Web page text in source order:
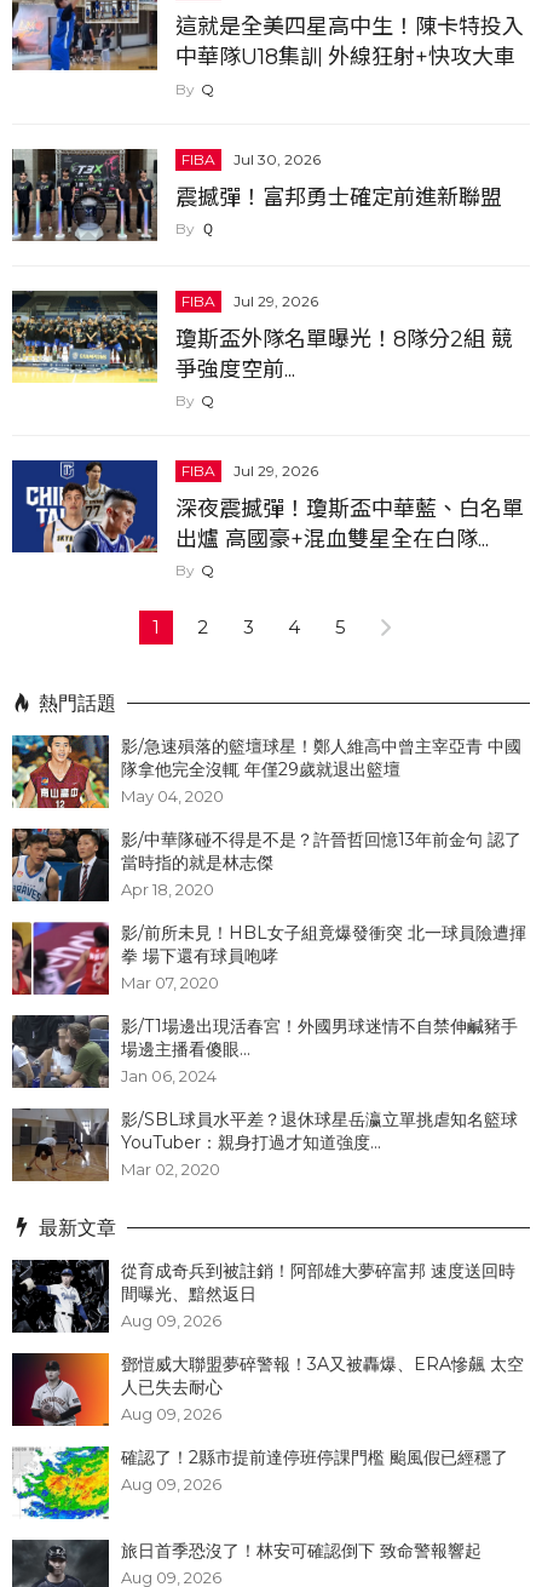
這就是全美四星高中生！陳卡特投入
中華隊U18集訓 外線狂射+快攻大車
輪飛扣看傻小將...
Q
FIBA Jul 30, 2026
震撼彈！富邦勇士確定前進新聯盟
Ｑ
FIBA Jul 29, 2026
瓊斯盃外隊名單曝光！8隊分2組 競
爭強度空前...
Q
FIBA Jul 29, 2026
深夜震撼彈！瓊斯盃中華藍、白名單
出爐 高國豪+混血雙星全在白隊...
Q
1 2 3 4 5
熱門話題
影/急速殞落的籃壇球星！鄭人維高中曾主宰亞青 中國
隊拿他完全沒輒 年僅29歲就退出籃壇
May 04, 2020
影/中華隊碰不得是不是？許晉哲回憶13年前金句 認了
當時指的就是林志傑
Apr 18, 2020
影/前所未見！HBL女子組竟爆發衝突 北一球員險遭揮
拳 場下還有球員咆哮
Mar 07, 2020
影/T1場邊出現活春宮！外國男球迷情不自禁伸鹹豬手
場邊主播看傻眼...
Jan 06, 2024
影/SBL球員水平差？退休球星岳瀛立單挑虐知名籃球
YouTuber：親身打過才知道強度...
Mar 02, 2020
最新文章
從育成奇兵到被註銷！阿部雄大夢碎富邦 速度送回時
間曝光、黯然返日
Aug 09, 2026
鄧愷威大聯盟夢碎警報！3A又被轟爆、ERA慘飆 太空
人已失去耐心
Aug 09, 2026
確認了！2縣市提前達停班停課門檻 颱風假已經穩了
Aug 09, 2026
旅日首季恐沒了！林安可確認倒下 致命警報響起
Aug 09, 2026